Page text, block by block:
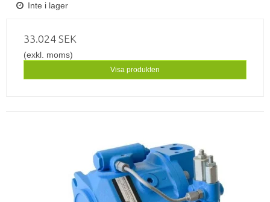
Inte i lager
33.024 SEK
(exkl. moms)
Visa produkten